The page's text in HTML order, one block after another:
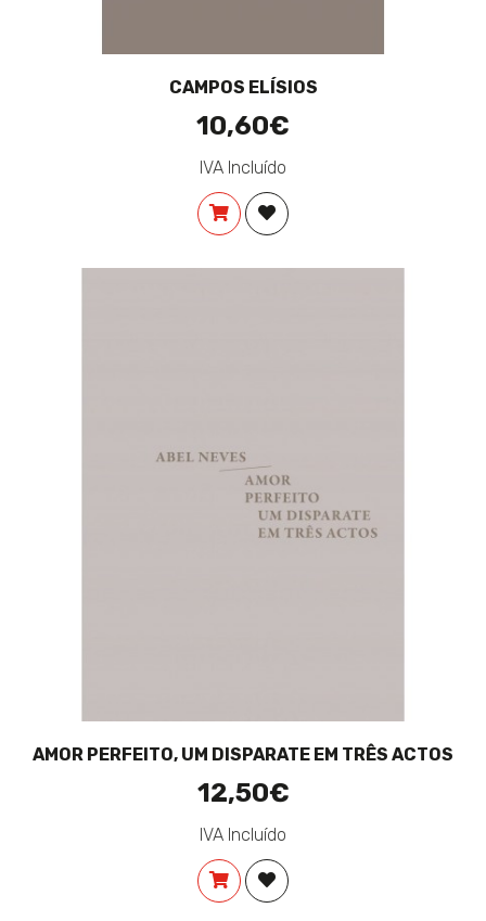
CAMPOS ELÍSIOS
10,60€
IVA Incluído
COMPRARADICIONAR À LISTA DE
AMOR PERFEITO, UM DISPARATE EM TRÊS ACTOS
12,50€
IVA Incluído
COMPRARADICIONAR À LISTA DE